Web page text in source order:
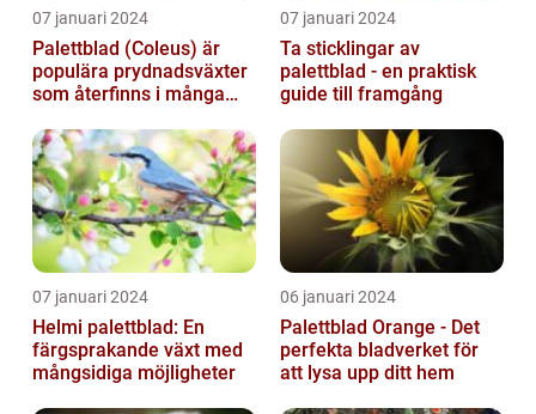
07 januari 2024
Palettblad (Coleus) är
populära prydnadsväxter
som återfinns i många
trädgårdar...
07 januari 2024
Ta sticklingar av
palettblad - en praktisk
guide till framgång
07 januari 2024
Helmi palettblad: En
färgsprakande växt med
mångsidiga möjligheter
06 januari 2024
Palettblad Orange - Det
perfekta bladverket för
att lysa upp ditt hem